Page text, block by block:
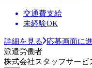
交通費支給
未経験OK
詳細を見る
応募画面に
派遣労働者
株式会社スタッフサービ